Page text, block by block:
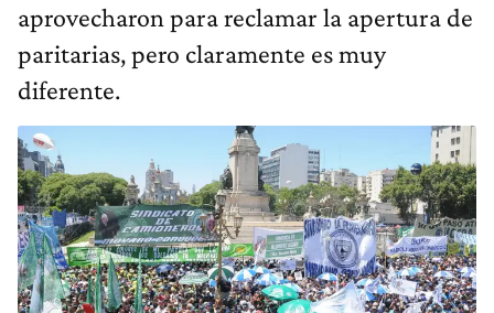
aprovecharon para reclamar la apertura de
paritarias, pero claramente es muy
diferente.